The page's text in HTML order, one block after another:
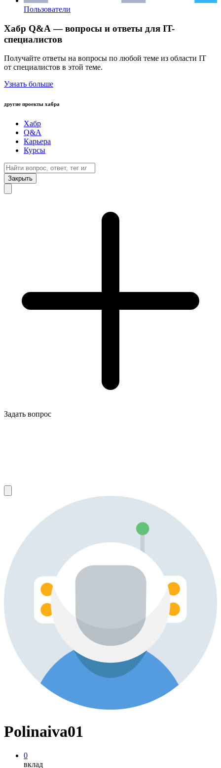
Пользователи
Хабр Q&A — вопросы и ответы для IT-
специалистов
Получайте ответы на вопросы по любой теме из области IT
от специалистов в этой теме.
Узнать больше
другие проекты хабра
Хабр
Q&A
Карьера
Курсы
Закрыть
Задать вопрос
Polinaiva01
0
вклад